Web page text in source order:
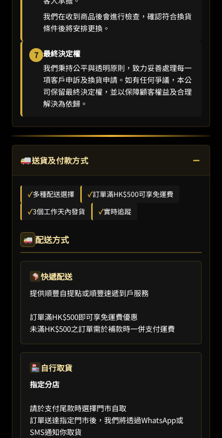
我們在收到商品後會進行檢查，確認符合換貨
條件後將安排更換。
7 最終決定權
我們秉持公平與透明原則，致力妥善處理每一
項客戶申訴及換貨申請。如有任何爭議，本公
司保留最終決定權，並以保障顧客權益及合理
解決為依歸。
送貨及付款方式 −
✓多種配送選擇 ✓訂單滿HK$500可享免運費
✓3個工作天內發貨 ✓實時追蹤
配送方式
快遞配送
提供順豐自提點或順豐速遞到戶服務
訂單滿HK$500即可享免運費優惠
未滿HK$500之訂單需於補款時一併支付運費
自行取貨
指定分店
請於支付尾款時選擇門市自取
訂單送達指定門市後，我們將透過WhatsApp或
SMS通知你取貨